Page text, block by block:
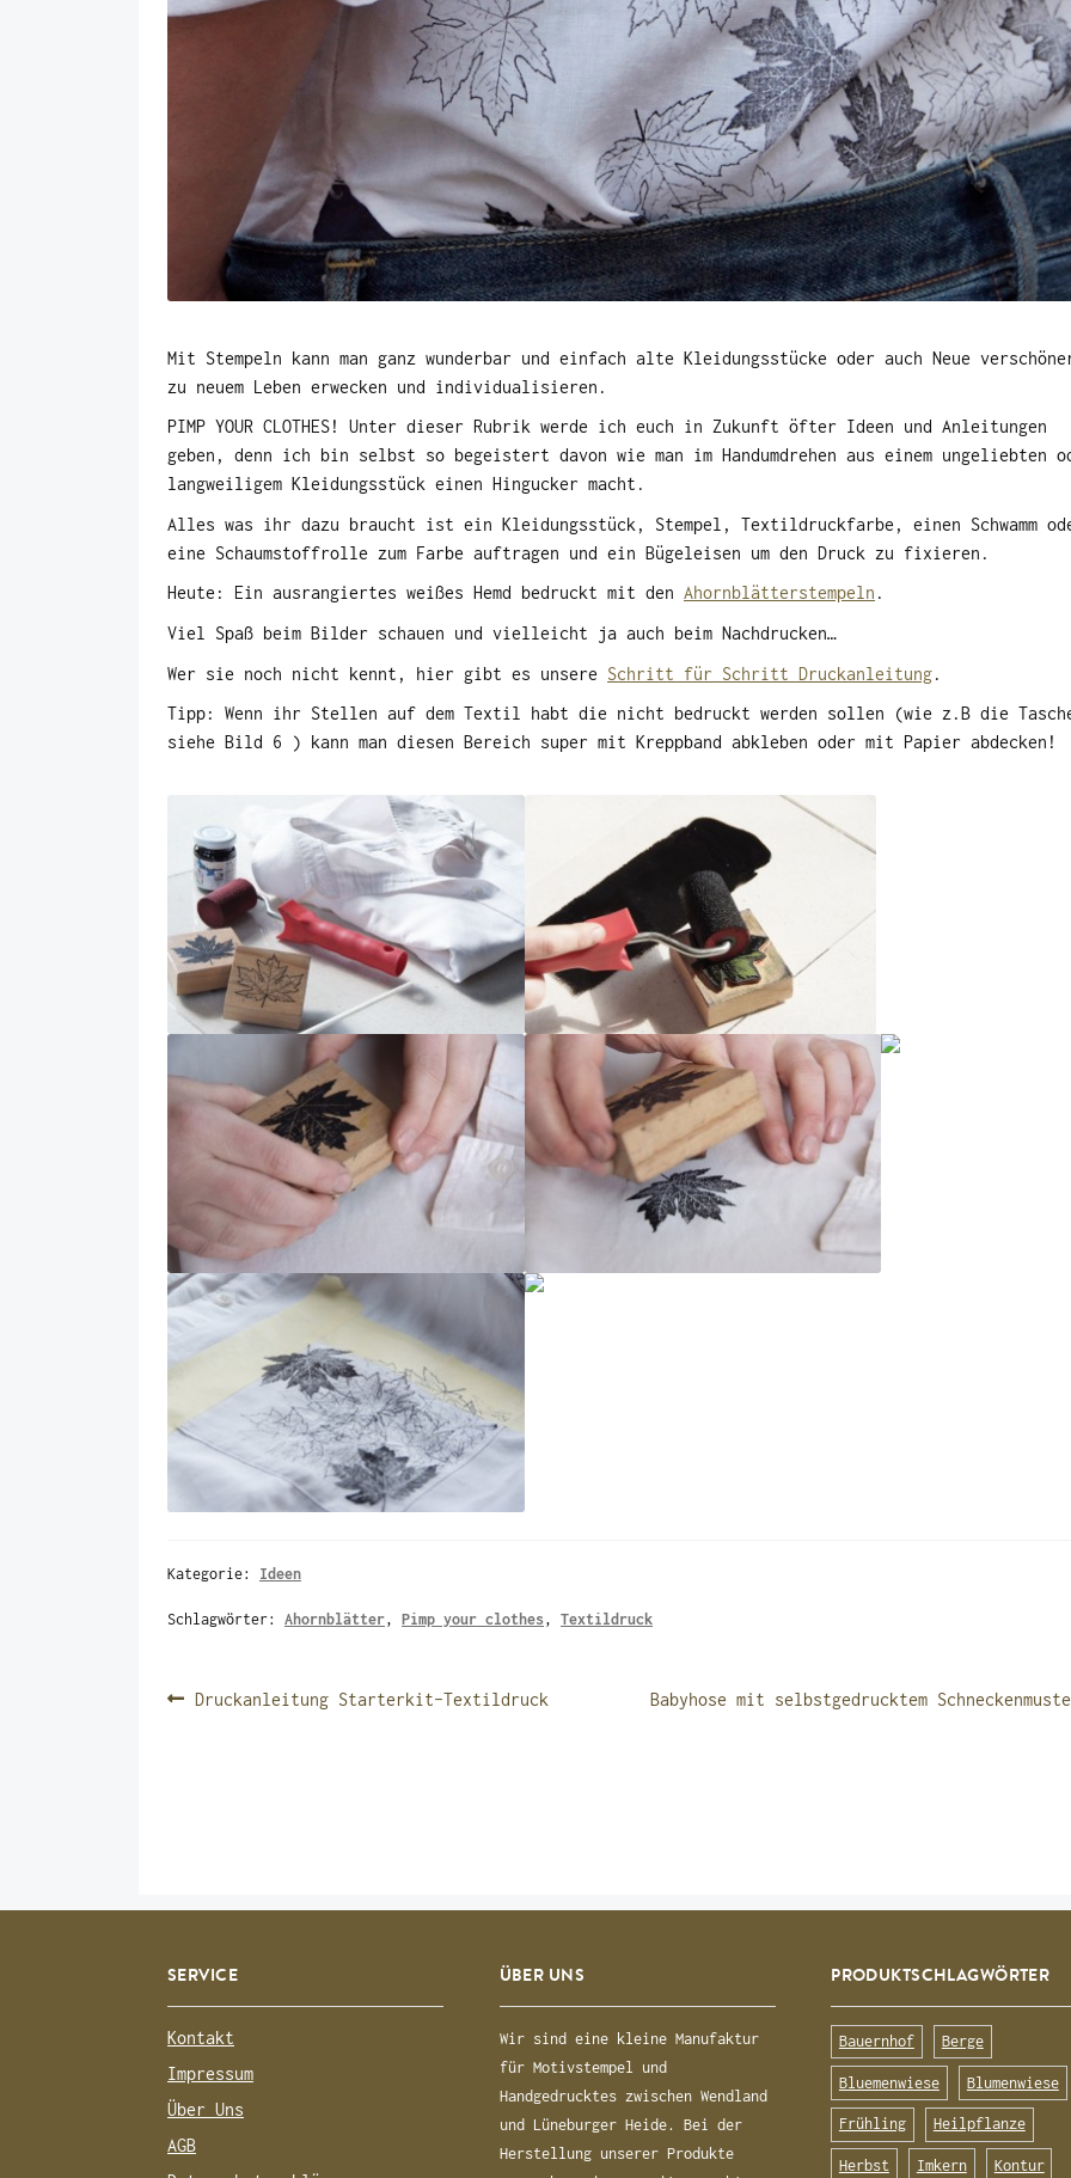
Mit Stempeln kann man ganz wunderbar und einfach alte Kleidungsstücke oder auch Neue
zu neuem Leben erwecken und individualisieren.
PIMP YOUR CLOTHES! Unter dieser Rubrik werde ich euch in Zukunft öfter Ideen und Anleitungen
geben, denn ich bin selbst so begeistert davon wie man im Handumdrehen aus einem ungeliebten
langweiligem Kleidungsstück einen Hingucker macht.
Alles was ihr dazu braucht ist ein Kleidungsstück, Stempel, Textildruckfarbe, einen Schwamm
eine Schaumstoffrolle zum Farbe auftragen und ein Bügeleisen um den Druck zu fixieren.
Heute: Ein ausrangiertes weißes Hemd bedruckt mit denAhornblätterstempeln .
Viel Spaß beim Bilder schauen und vielleicht ja auch beim Nachdrucken…
Wer sie noch nicht kennt, hier gibt es unsere Schritt für Schritt Druckanleitung.
Tipp: Wenn ihr Stellen auf dem Textil habt die nicht bedruckt werden sollen (wie z.B die
siehe Bild 6 ) kann man diesen Bereich super mit Kreppband abkleben oder mit Papier abdecken!
Kategorie: Ideen
Schlagwörter:Ahornblätter,Pimp your clothes,Textildruck
BEITRAGSNAVIGATION
Vorheriger
Druckanleitung Starterkit-Textildruck
Nächster
Babyhose mit selbstgedrucktem
SERVICE
Kontakt
Impressum
Über Uns
AGB
ÜBER UNS
Wir sind eine kleine Manufaktur
für Motivstempel und
Handgedrucktes zwischen Wendland
und Lüneburger Heide. Bei der
Herstellung unserer Produkte
PRODUKTSCHLAGWÖRTER
Bauernhof Berge
Bluemenwiese Blumenwiese
Frühling Heilpflanze
Herbst Imkern Kontur